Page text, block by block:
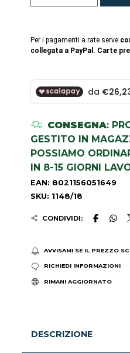
Per i pagamenti a rate serve
collegata a PayPal. Carte
CONSEGNA:
GESTITO IN
POSSIAMO
IN 8-15 GIORNI
EAN: 8021156051649
SKU: 1148/18
CONDIVIDI:
AVVISAMI SE IL PREZZO
RICHIEDI INFORMAZIONI
RIMANI AGGIORNATO
DESCRIZIONE